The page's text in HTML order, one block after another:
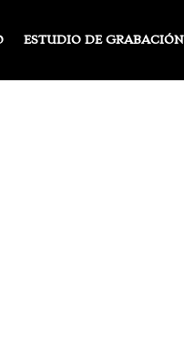
ESTUDIO DE GRABACIÓN